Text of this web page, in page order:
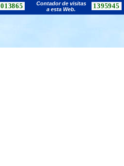
013865
Contador de visitas
a esta Web.
1395945